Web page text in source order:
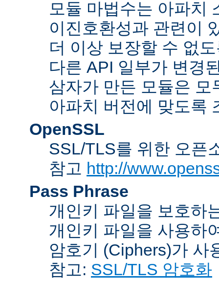
모듈 마법수는 아파치
이진호환성과 관련이
더 이상 보장할 수 없
다른 API 일부가 변경
삼자가 만든 모듈은
아파치 버전에 맞도록
OpenSSL
SSL/TLS를 위한 오픈
참고 http://
Pass Phrase
개인키 파일을 보호하
개인키 파일을 사용하
암호기 (Ciphers)가 사
참고: SSL/TLS 암호화